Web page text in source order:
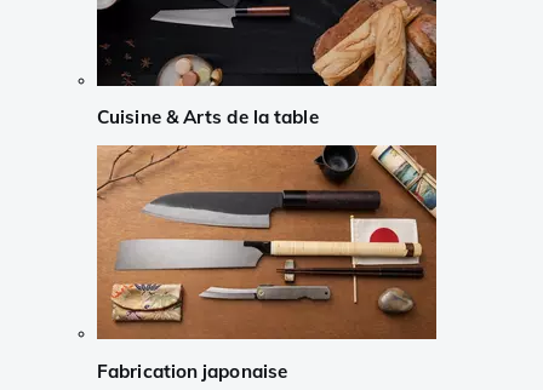
Cuisine & Arts de la table
Fabrication japonaise